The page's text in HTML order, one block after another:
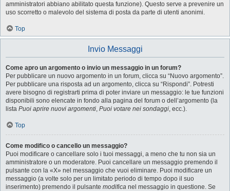
amministratori abbiano abilitato questa funzione). Questo serve a prevenire un
uso scorretto o malevolo del sistema di posta da parte di utenti anonimi.
Top
Invio Messaggi
Come apro un argomento o invio un messaggio in un forum?
Per pubblicare un nuovo argomento in un forum, clicca su “Nuovo argomento”.
Per pubblicare una risposta ad un argomento, clicca su “Rispondi”. Potresti
avere bisogno di registrarti prima di poter inviare un messaggio: le tue funzioni
disponibili sono elencate in fondo alla pagina del forum o dell’argomento (la
lista Puoi aprire nuovi argomenti, Puoi votare nei sondaggi, ecc.).
Top
Come modifico o cancello un messaggio?
Puoi modificare o cancellare solo i tuoi messaggi, a meno che tu non sia un
amministratore o un moderatore. Puoi cancellare un messaggio premendo il
pulsante con la «X» nel messaggio che vuoi eliminare. Puoi modificare un
messaggio (a volte solo per un limitato periodo di tempo dopo il suo
inserimento) premendo il pulsante modifica nel messaggio in questione. Se